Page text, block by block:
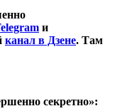
и
канал в Дзене. Там
секретно»: